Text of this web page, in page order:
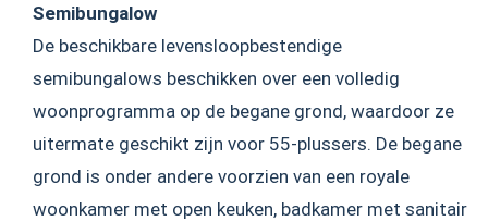
Semibungalow
De beschikbare levensloopbestendige
semibungalows beschikken over een volledig
woonprogramma op de begane grond, waardoor ze
uitermate geschikt zijn voor 55-plussers. De begane
grond is onder andere voorzien van een royale
woonkamer met open keuken, badkamer met sanitair